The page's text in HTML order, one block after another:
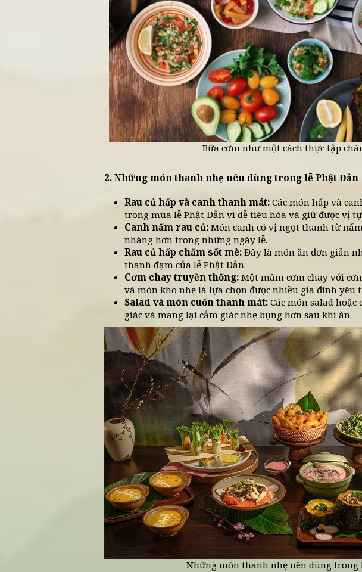
Những món ăn ít dầu mỡ, nhiều rau củ
thanh nhẹ trong hương vị giúp cơ thể dễ chịu
Bữa cơm như một cách thực tập chánh niệm
Nhiều người xem việc chuẩn bị và thưởng
một cách để sống chậm lại. Khi ăn trong sự
nghĩa hơn.
Bữa cơm như một
2. Những món thanh nhẹ nên dùng trong
Rau củ hấp và canh thanh mát:Các
trong mùa lễ Phật Đản vì dễ tiêu hóa và
Canh nấm rau củ:Món canh có vị ngọt
nhàng hơn trong những ngày lễ.
Rau củ hấp chấm sốt mè:Đây là món
thanh đạm của lễ Phật Đản.
Cơm chay truyền thống:
Một mâm
và món kho nhẹ là lựa chọn được nhiều